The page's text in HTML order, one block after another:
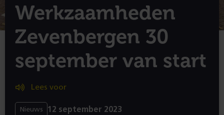
Werkzaamheden
Zevenbergen 30
september van start
Lees voor
Nieuws 12 september 2023